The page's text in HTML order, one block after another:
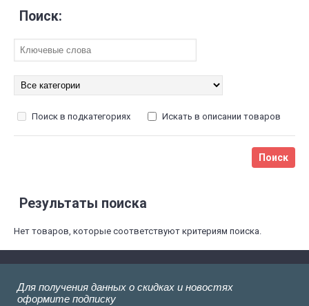
Поиск:
Поиск в подкатегориях Искать в описании товаров
Результаты поиска
Нет товаров, которые соответствуют критериям поиска.
Для получения данных о скидках и новостях
оформите подписку